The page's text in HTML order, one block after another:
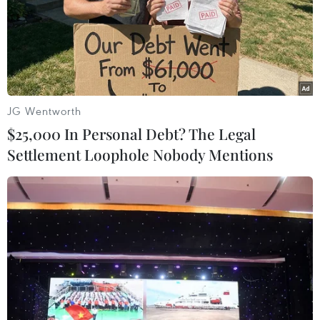
Anh công bố kết quả điều tra ban
đầu vụ đâm dao ở trung tâm London
06/08/2026 06:00
Hàn Quốc tăng cường giải pháp
ngăn chặn đánh bạc trực tuyến trong
quân đội
06/08/2026 04:52
Khẩn trường khám nghiệm
hiện trường, điều tra nguyên nhân
vụ cháy chợ Biên Hòa
06/08/2026 04:37
JG Wentworth
$25,000 In Personal Debt? The Legal
Settlement Loophole Nobody Mentions